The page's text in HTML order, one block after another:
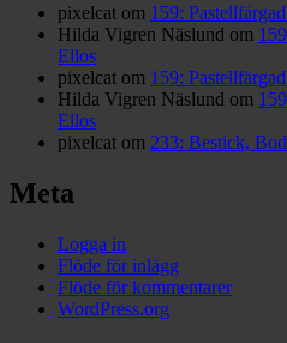
pixelcat om 159:
Hilda Vigren Näslund om
Ellos
pixelcat om 159:
Hilda Vigren Näslund om
Ellos
pixelcat om 233: Bestick,
Meta
Logga in
Flöde för inlägg
Flöde för kommentarer
WordPress.org